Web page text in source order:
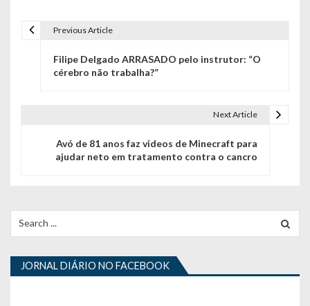
ã
o
d
Previous Article
Filipe Delgado ARRASADO pelo instrutor: “O
cérebro não trabalha?”
Next Article
Avó de 81 anos faz videos de Minecraft para
ajudar neto em tratamento contra o cancro
for:
JORNAL DIÁRIO NO FACEBOOK